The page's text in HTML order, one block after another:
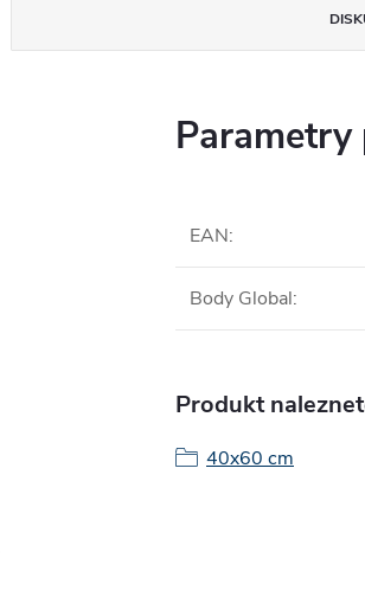
EAN:
Body Global:
Produkt
40x60 cm